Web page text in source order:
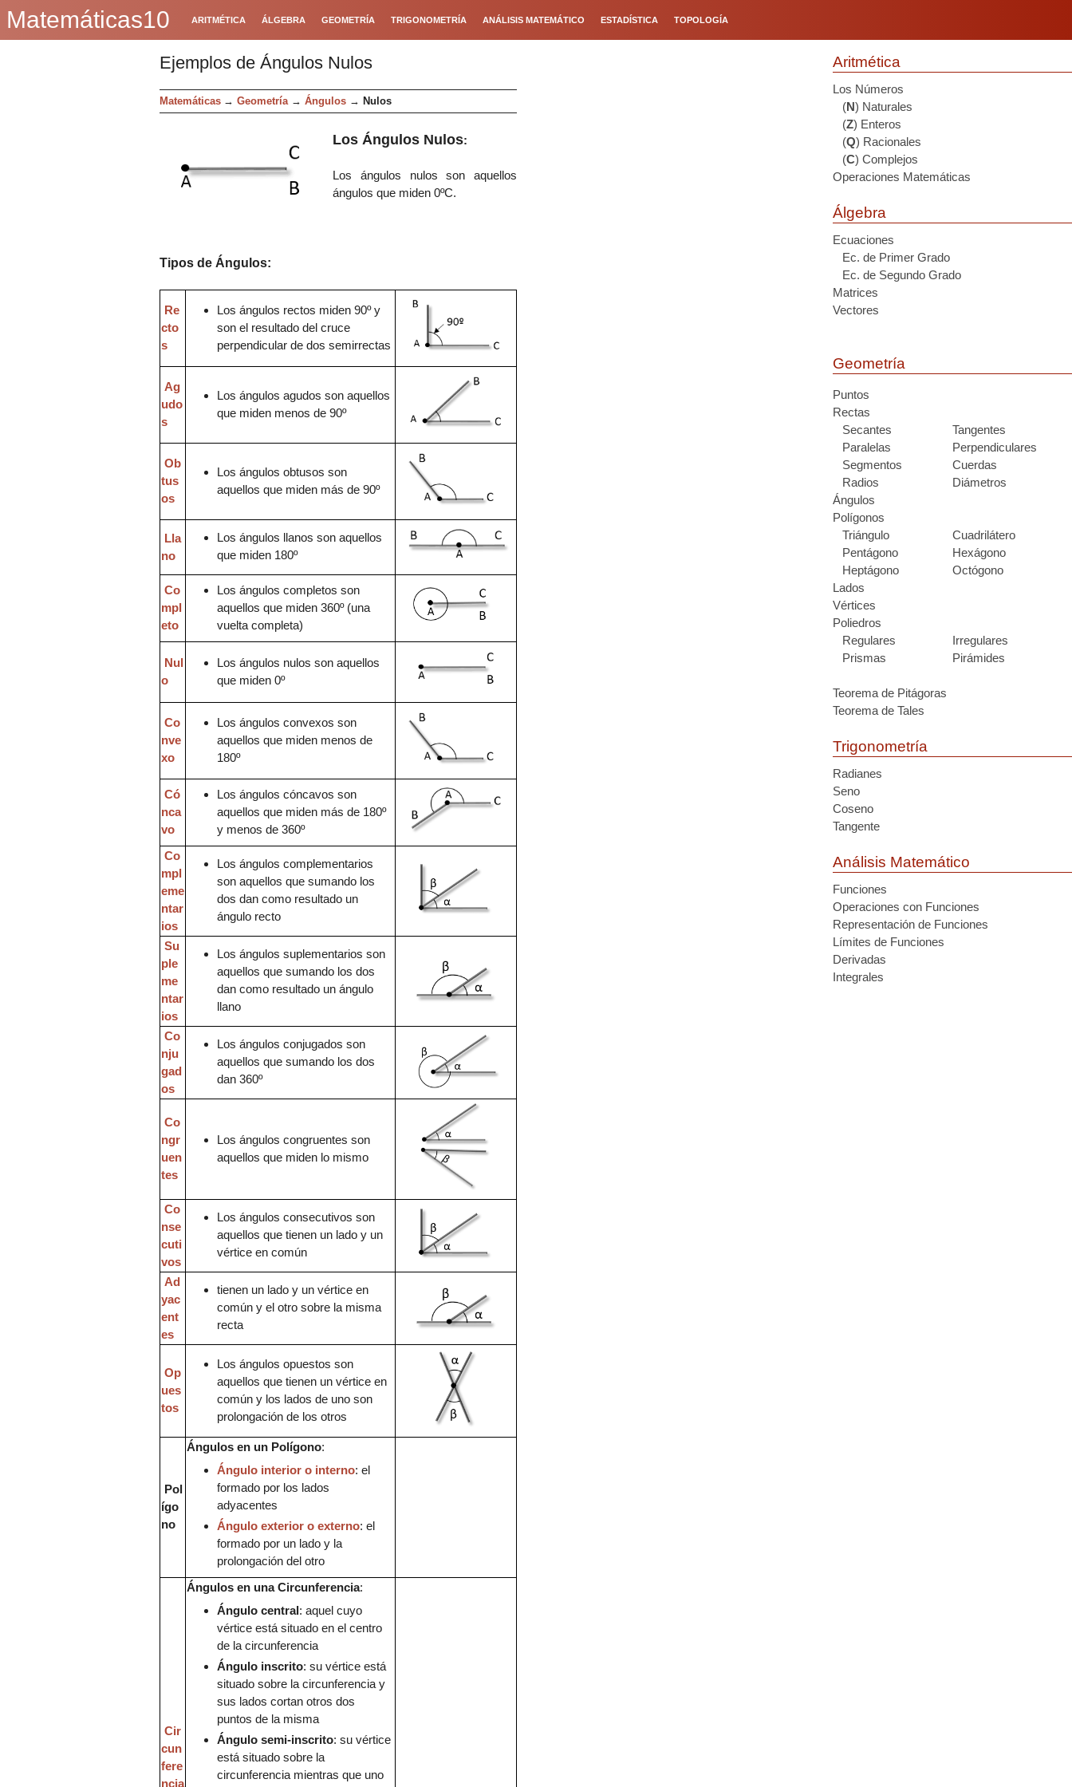
Matemáticas10 ARITMÉTICA ÁLGEBRA GEOMETRÍA TRIGONOMETRÍA ANÁLISIS MATEMÁTICO ESTADÍSTICA TOPOLOGÍA
Ejemplos de Ángulos Nulos
Matemáticas → Geometría → Ángulos → Nulos
Los Ángulos Nulos:
Los ángulos nulosson aquellos
ángulos que miden 0ºC.
Tipos de Ángulos:
Re
cto
s
Los ángulos rectos miden 90º y
son el resultado del cruce
perpendicular de dos semirrectas
Ag
udo
s
Los ángulos agudos son aquellos
que miden menos de 90º
Ob
tus
os
Los ángulos obtusos son
aquellos que miden más de 90º
Lla
no
Los ángulos llanos son aquellos
que miden 180º
Co
mpl
eto
Los ángulos completos son
aquellos que miden 360º (una
vuelta completa)
Nul
o
Los ángulos nulos son aquellos
que miden 0º
Co
nve
xo
Los ángulos convexos son
aquellos que midenmenos de
180º
Có
nca
vo
Los ángulos cóncavos son
aquellos que midenmás de 180º
y menos de 360º
Co
mpl
eme
ntar
ios
Los ángulos complementarios
son aquellos que sumando los
dos dan como resultado un
ángulo recto
Su
ple
me
ntar
ios
Los ángulos suplementarios son
aquellos que sumando los dos
dan como resultado un ángulo
llano
Co
nju
gad
os
Los ángulos conjugados son
aquellos que sumando los dos
dan 360º
Co
ngr
uen
tes
Los ángulos congruentes son
aquellos que miden lo mismo
Co
nse
cuti
vos
Los ángulos consecutivos son
aquellos que tienen un lado y un
vértice en común
Ad
yac
ent
es
tienen unlado y un vértice en
común y el otro sobre la misma
recta
Op
ues
tos
Los ángulos opuestos son
aquellos que tienen un vértice en
común y los lados de uno son
prolongación de los otros
Pol
ígo
no
Ángulos en un Polígono:
Ángulo interior o interno: el
formado por los lados
adyacentes
Ángulo exterior o externo: el
formado por un lado y la
prolongación del otro
Cir
cun
fere
ncia
Ángulos en una Circunferencia:
Ángulo central: aquel cuyo
vértice está situado enel centro
de la circunferencia
Ángulo inscrito: su vértice está
situado sobre la circunferencia y
sus lados cortan otros dos
puntos de la misma
Ángulo semi-inscrito: su vértice
está situado sobre la
circunferencia mientras queuno
Aritmética
Los Números
(N) Naturales
(Z) Enteros
(Q) Racionales
(C) Complejos
Operaciones Matemáticas
Álgebra
Ecuaciones
Ec. de Primer Grado
Ec. de Segundo Grado
Matrices
Vectores
Geometría
Puntos
Rectas
Secantes
Tangentes
Paralelas
Perpendiculares
Segmentos
Cuerdas
Radios
Diámetros
Ángulos
Polígonos
Triángulo
Cuadrilátero
Pentágono
Hexágono
Heptágono
Octógono
Lados
Vértices
Poliedros
Regulares
Irregulares
Prismas
Pirámides
Teorema de Pitágoras
Teorema de Tales
Trigonometría
Radianes
Seno
Coseno
Tangente
Análisis Matemático
Funciones
Operaciones con Funciones
Representación de Funciones
Límites de Funciones
Derivadas
Integrales